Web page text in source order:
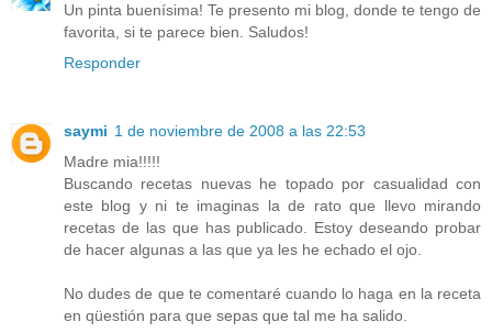
Un pinta buenísima! Te presento mi blog, donde te tengo de
favorita, si te parece bien. Saludos!
Responder
saymi 1 de noviembre de 2008 a las 22:53
Madre mia!!!!!
Buscando recetas nuevas he topado por casualidad con
este blog y ni te imaginas la de rato que llevo mirando
recetas de las que has publicado. Estoy deseando probar
de hacer algunas a las que ya les he echado el ojo.
No dudes de que te comentaré cuando lo haga en la receta
en qüestión para que sepas que tal me ha salido.